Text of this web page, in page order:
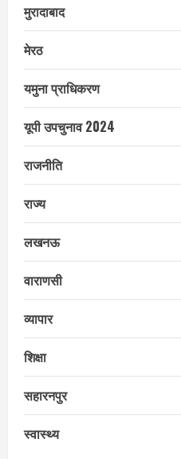
मुरादाबाद
मेरठ
यमुना प्राधिकरण
यूपी उपचुनाव 2024
राजनीति
राज्य
लखनऊ
वाराणसी
व्यापार
शिक्षा
सहारनपुर
स्वास्थ्य